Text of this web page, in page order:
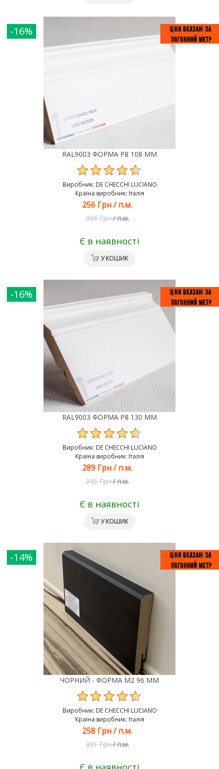
RAL9003 ФОРМА Р8 108 ММ
Виробник: DE CHEСCHI LUCIANO
Країна виробник: Італія
-16%
256 Грн/п.м.
306 Грн /п.м.
Є в наявності
У КОШИК
RAL9003 ФОРМА Р8 130 ММ
Виробник: DE CHEСCHI LUCIANO
Країна виробник: Італія
-16%
289 Грн/п.м.
345 Грн /п.м.
Є в наявності
У КОШИК
ЧОРНИЙ - ФОРМА M2 96 ММ
Виробник: DE CHEСCHI LUCIANO
Країна виробник: Італія
-14%
258 Грн/п.м.
301 Грн /п.м.